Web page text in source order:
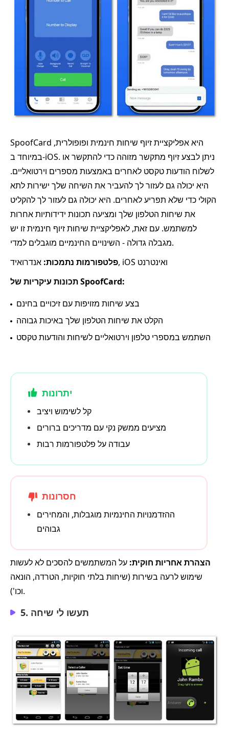
SpoofCard היא אפליקציית זיוף שיחות חינמית ופופולרית,
במיוחד ב-iOS. ניתן לבצע זיוף מתקשר מזוהה כדי להתקשר או
לשלוח הודעות טקסט לאחרים באמצעות מספרים וירטואליים.
היא יכולה גם לעזור לך להעביר את השיחה שלך ישירות לתא
הקולי כדי שלא תפריע לאחרים. היא יכולה גם לעזור לך להקליט
את שיחות הטלפון שלך ומציעה תכונות ידידותיות אחרות
למשתמש. עם זאת, לאפליקציית שיחות זיוף חינמית זו יש
מגבלה גדולה - השינויים החינמיים מוגבלים למדי.
פלטפורמות נתמכות:
אנדרואיד, iOS ואינטרנט
תכונות עיקריות של SpoofCard:
בצע שיחות מזויפות עם זיכויים בחינם
הקלט את שיחות הטלפון שלך באיכות גבוהה
השתמש במספרי טלפון וירטואליים לשיחות והודעות טקסט
יתרונות
קל לשימוש ויציב
מציעים ממשק נקי עם מדריכים ברורים
עבודה על פלטפורמות רבות
חסרונות
ההזדמנויות החינמיות מוגבלות, והמחירים
גבוהים
הצהרת אחריות חוקית: על המשתמשים להסכים לא לעשות
שימוש לרעה בשירות (שיחות בלתי חוקיות, הטרדה, הונאה
וכו').
5. תעשו לי שיחה